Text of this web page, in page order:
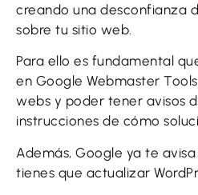
creando una desconfianza
sobre tu sitio web.
Para ello es fundamental
en Google Webmaster
webs y poder tener avisos
instrucciones de cómo
Además, Google ya te
tienes que actualizar